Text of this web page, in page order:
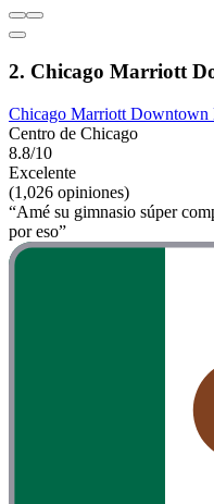
2. Chicago Marriott
Chicago Marriott
Centro de Chicago
8.8/10
Excelente
(1,026 opiniones)
“Amé su gimnasio súper
por eso”